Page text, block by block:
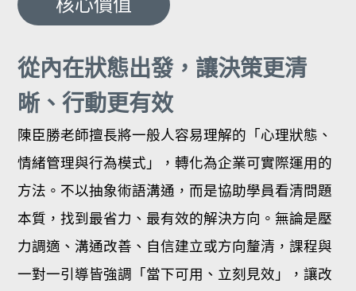
從內在狀態出發，讓決策更清
晰、行動更有效
陳臣勝老師擅長將一般人容易理解的「心理狀態、
情緒管理與行為模式」，轉化為企業可實際運用的
方法。不以抽象術語溝通，而是協助學員看清問題
本質，找到最省力、最有效的解決方向。無論是壓
力調適、溝通改善、自信建立或方向釐清，課程與
一對一引導皆強調「當下可用、立刻見效」，讓改